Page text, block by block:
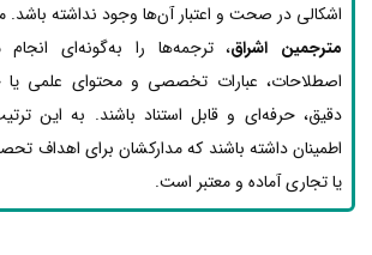
اشکالی در صحت و اعتبار آن‌ها وجود نداشته
مترجمین اشراق، ترجمه‌ها را به‌گونه‌ای
اصطلاحات، عبارات تخصصی و محتوای علمی یا
دقیق، حرفه‌ای و قابل استناد باشند. به این
اطمینان داشته باشند که مدارکشان برای اهداف
یا تجاری آماده و معتبر است.